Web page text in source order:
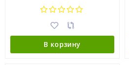
В корзину